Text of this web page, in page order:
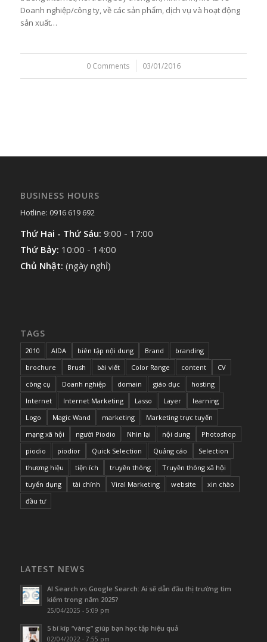
Doanh nghiệp/công ty, về các sản phẩm, dịch vụ và hoạt động
sản xuất…
0 Comments
/ 03/01/2016
BUSINESS HOURS
Hotline: 0916 619 692
Thứ Hai - Thứ Sáu: 9:00 - 17:00
Thứ Bảy: 10:00 - 14:00
Chủ Nhật: (ngày nghỉ)
TAGS
2010 AIDA biên tập nội dung Brand
branding
brochure
Brush bài viết Color Range content
CV
công cụ
Doanh nghiệp domain giáo dục
hosting
Internet
Internet Marketing Lasso Layer
learning
Logo
Magic Wand marketing
Marketing trực tuyến
mạng xã hội
người Piodio Nhìn lại nội dung
Photoshop
piodio
piodior Quick Selection Quảng cáo
Selection
thương hiệu
tiện ích truyền thông
Truyền thông xã hội
tuyển dụng
tài chính Viral Marketing website
xin chào
đầu tư
LATEST NEWS
AI Search vs Google Search: Ai sẽ dẫn đầu thị trường tìm
kiếm trong năm 2025?
25/04/2025 - 5:09 pm
5 bí kíp “vàng” giúp bạn học tập hiệu quả
02/04/2022 - 7:55 pm